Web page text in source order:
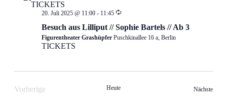
TICKETS
20. Juli 2025 @ 11:00- 11:45 Wiederholung
Besuch aus Lilliput // Sophie Bartels // Ab 3
Figurentheater Grashüpfer Puschkinallee 16 a, Berlin
TICKETS
Vorherige
Heute Nächste